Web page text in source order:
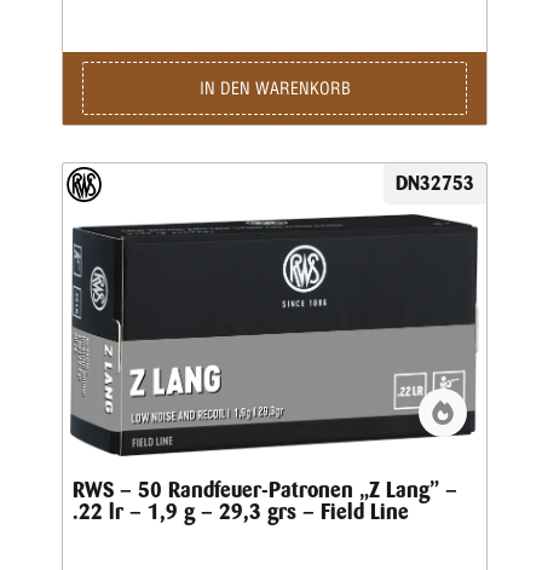
IN DEN WARENKORB
DN32753
RWS – 50 Randfeuer-Patronen „Z Lang” –
.22 lr – 1,9 g – 29,3 grs – Field Line